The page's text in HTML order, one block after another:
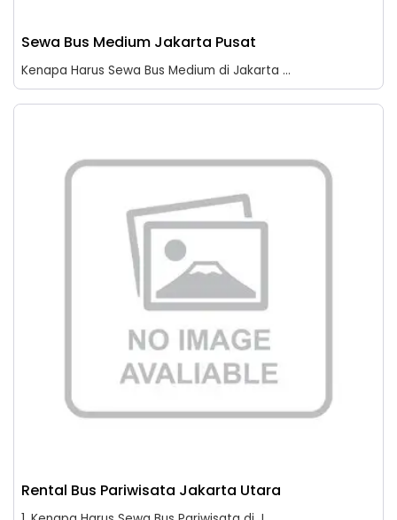
Sewa Bus Medium Jakarta Pusat
Kenapa Harus Sewa Bus Medium di Jakarta ...
Rental Bus Pariwisata Jakarta Utara